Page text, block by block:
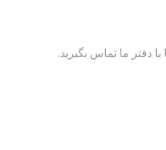
دفتر ما تماس بگیرید.